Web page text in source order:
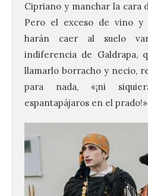
Cipriano y manchar la cara
Pero el exceso de vino y
harán caer al suelo
indiferencia de Galdrapa,
llamarlo borracho y necio,
para nada, «¡ni
espantapájaros en el